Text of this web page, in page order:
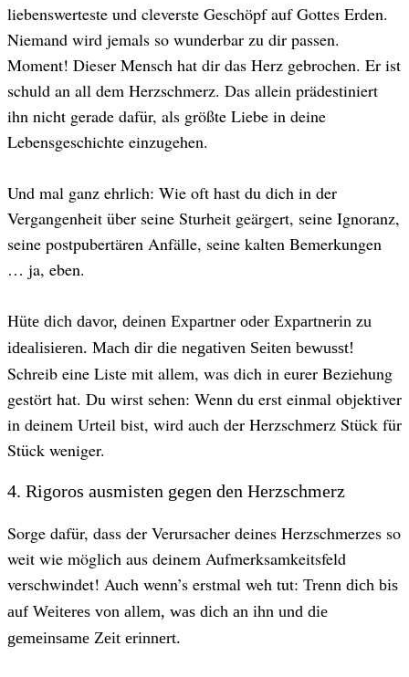
liebenswerteste und cleverste Geschöpf auf Gottes Erden.
Niemand wird jemals so wunderbar zu dir passen.
Moment! Dieser Mensch hat dir das Herz gebrochen. Er ist
schuld an all dem Herzschmerz. Das allein prädestiniert
ihn nicht gerade dafür, als größte Liebe in deine
Lebensgeschichte einzugehen.
Und mal ganz ehrlich: Wie oft hast du dich in der
Vergangenheit über seine Sturheit geärgert, seine Ignoranz,
seine postpubertären Anfälle, seine kalten Bemerkungen
… ja, eben.
Hüte dich davor, deinen Expartner oder Expartnerin zu
idealisieren. Mach dir die negativen Seiten bewusst!
Schreib eine Liste mit allem, was dich in eurer Beziehung
gestört hat. Du wirst sehen: Wenn du erst einmal objektiver
in deinem Urteil bist, wird auch der Herzschmerz Stück für
Stück weniger.
4. ​Rigoros ausmisten gegen den Herzschmerz
Sorge dafür, dass der Verursacher deines Herzschmerzes so
weit wie möglich aus deinem Aufmerksamkeitsfeld
verschwindet! Auch wenn’s erstmal weh tut: Trenn dich bis
auf Weiteres von allem, was dich an ihn und die
gemeinsame Zeit erinnert.